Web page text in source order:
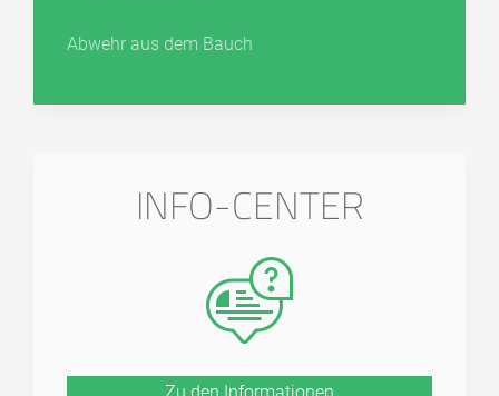
Abwehr aus dem Bauch
INFO-CENTER